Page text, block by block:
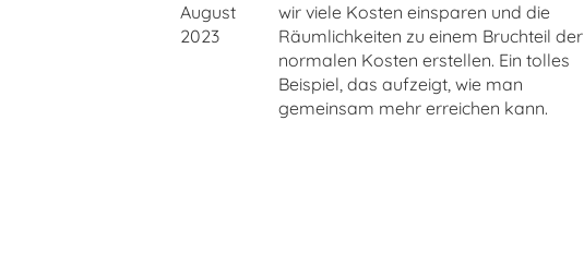
August
2023
wir viele Kosten einsparen und die
Räumlichkeiten zu einem Bruchteil der
normalen Kosten erstellen. Ein tolles
Beispiel, das aufzeigt, wie man
gemeinsam mehr erreichen kann.